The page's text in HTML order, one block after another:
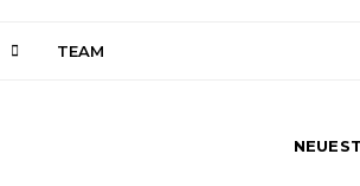
TEAM